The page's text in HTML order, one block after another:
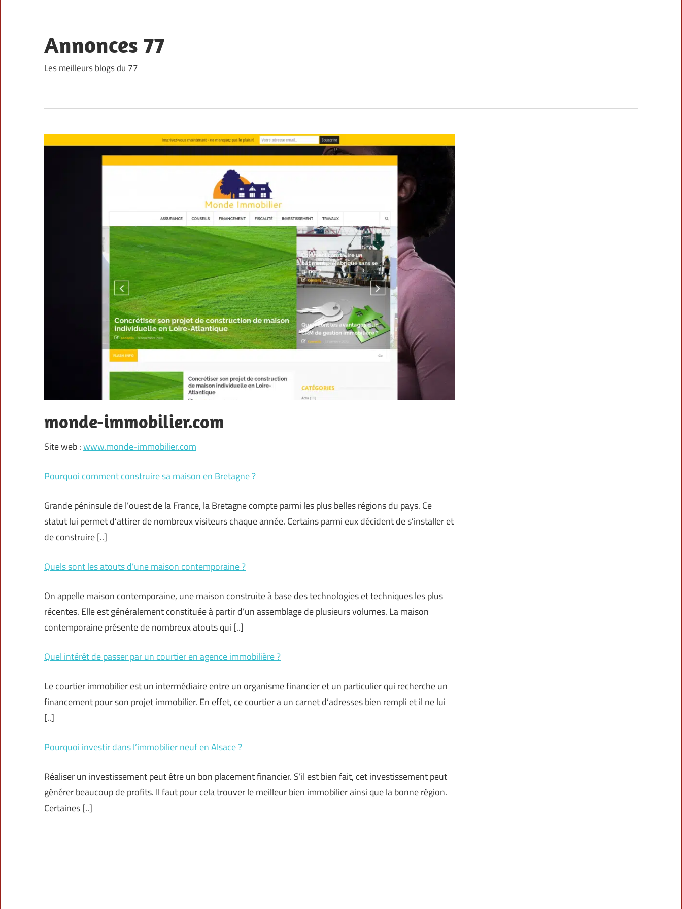
content
Annonces 77
Les meilleurs blogs du 77
monde-immobilier.com
Site web :www.monde-immobilier.com
Pourquoi comment construire sa maison en Bretagne ?
Grande péninsule de l’ouest de la France, la Bretagne compte parmi les plus belles régions du pays. Ce
statut lui permet d’attirer de nombreux visiteurs chaque année. Certains parmi eux décident de s’installer et
de construire [..]
Quels sont les atouts d’une maison contemporaine ?
On appelle maison contemporaine, une maison construite à base des technologies et techniques les plus
récentes. Elle est généralement constituée à partir d’un assemblage de plusieurs volumes. La maison
contemporaine présente de nombreux atouts qui [..]
Quel intérêt de passer par un courtier en agence immobilière ?
Le courtier immobilier est un intermédiaire entre un organisme financier et un particulier qui recherche un
financement pour son projet immobilier. En effet, ce courtier a un carnet d’adresses bien rempli et il ne lui
[..]
Pourquoi investir dans l’immobilier neuf en Alsace ?
Réaliser un investissement peut être un bon placement financier. S’il est bien fait, cet investissement peut
générer beaucoup de profits. Il faut pour cela trouver le meilleur bien immobilier ainsi que la bonne région.
Certaines [..]